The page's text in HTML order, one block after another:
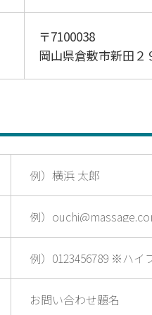
〒7100038
岡山県倉敷市新田２